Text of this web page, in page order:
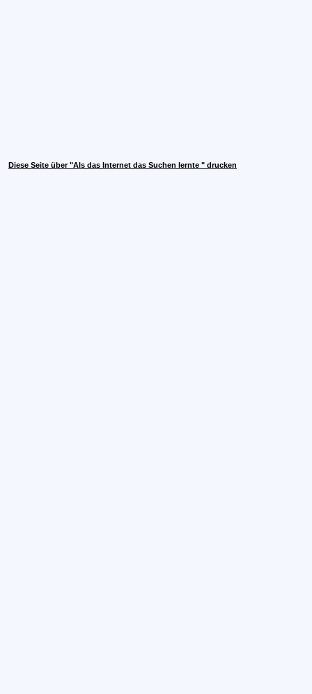
Diese Seite über "Als das Internet das Suchen lernte " drucken